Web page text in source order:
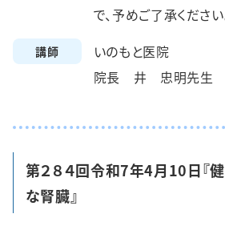
で、予めご了承ください
講師
いのもと医院
院長 井 忠明先生
第２８４回令和7年4月10日『
な腎臓』